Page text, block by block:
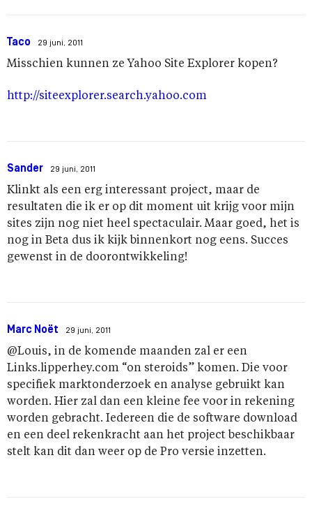
Taco 29 juni, 2011
Misschien kunnen ze Yahoo Site Explorer kopen?
http://siteexplorer.search.yahoo.com
Sander 29 juni, 2011
Klinkt als een erg interessant project, maar de
resultaten die ik er op dit moment uit krijg voor mijn
sites zijn nog niet heel spectaculair. Maar goed, het is
nog in Beta dus ik kijk binnenkort nog eens. Succes
gewenst in de doorontwikkeling!
Marc Noët 29 juni, 2011
@Louis, in de komende maanden zal er een
Links.lipperhey.com “on steroids” komen. Die voor
specifiek marktonderzoek en analyse gebruikt kan
worden. Hier zal dan een kleine fee voor in rekening
worden gebracht. Iedereen die de software download
en een deel rekenkracht aan het project beschikbaar
stelt kan dit dan weer op de Pro versie inzetten.